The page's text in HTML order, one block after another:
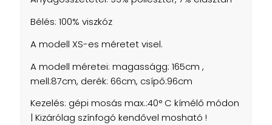
Bélés: 100% viszkóz
A modell XS-es méretet visel.
A modell méretei: magasságg: 165cm ,
mell:87cm, derék: 66cm, csípő:96cm
Kezelés: gépi mosás max.:40° C kímélő módon
| Kizárólag színfogó kendővel mosható !